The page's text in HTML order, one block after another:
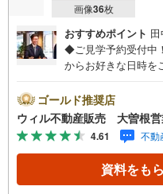
画像36枚
おすすめポイント
◆ご見学予約受付中
からお好きな日時を
区、守山区の直接の
動産仲介会社です。
ん、過去にお任せい
に住戸環境を提案致
弊社では平日にご
れるお客様にサー
ゴールド推奨店
ウィル不動産販売 大曽根
4.61 不動
資料をも